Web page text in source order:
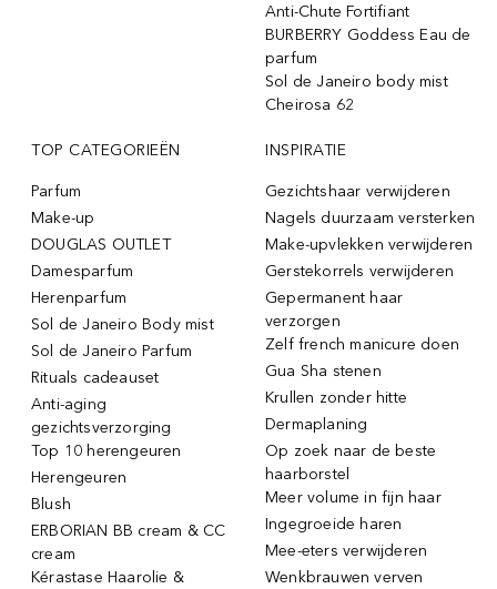
Anti-Chute Fortifiant
BURBERRY Goddess Eau de
parfum
Sol de Janeiro body mist
Cheirosa 62
TOP CATEGORIEËN
Parfum
Make-up
DOUGLAS OUTLET
Damesparfum
Herenparfum
Sol de Janeiro Body mist
Sol de Janeiro Parfum
Rituals cadeauset
Anti-aging
gezichtsverzorging
Top 10 herengeuren
Herengeuren
Blush
ERBORIAN BB cream & CC
cream
Kérastase Haarolie &
INSPIRATIE
Gezichtshaar verwijderen
Nagels duurzaam versterken
Make-upvlekken verwijderen
Gerstekorrels verwijderen
Gepermanent haar
verzorgen
Zelf french manicure doen
Gua Sha stenen
Krullen zonder hitte
Dermaplaning
Op zoek naar de beste
haarborstel
Meer volume in fijn haar
Ingegroeide haren
Mee-eters verwijderen
Wenkbrauwen verven